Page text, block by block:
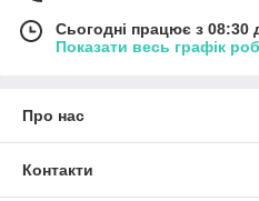
Сьогодні працює з 08:30
Показати весь графік
Про нас
Контакти